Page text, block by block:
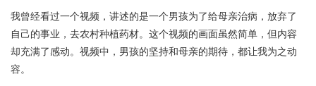
我曾经看过一个视频，讲述的是一个男孩为了给母亲治病，放弃了
自己的事业，去农村种植药材。这个视频的画面虽然简单，但内容
却充满了感动。视频中，男孩的坚持和母亲的期待，都让我为之动
容。